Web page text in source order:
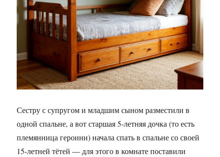
Сестру с супругом и младшим сыном разместили в
одной спальне, а вот старшая 5-летняя дочка (то есть
племянница героини) начала спать в спальне со своей
15-летней тётей — для этого в комнате поставили